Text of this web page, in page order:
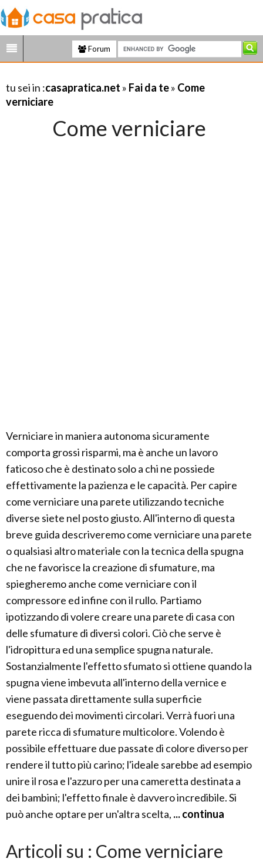
Forum
tu sei in :casapratica.net » Fai da te» Come
verniciare
Come verniciare
Verniciare in maniera autonoma sicuramente
comporta grossi risparmi, ma è anche un lavoro
faticoso che è destinato solo a chi ne possiede
effettivamente la pazienza e le capacità. Per capire
come verniciare una parete utilizzando tecniche
diverse siete nel posto giusto. All'interno di questa
breve guida descriveremo come verniciare una parete
o qualsiasi altro materiale con la tecnica della spugna
che ne favorisce la creazione di sfumature, ma
spiegheremo anche come verniciare con il
compressore ed infine con il rullo. Partiamo
ipotizzando di volere creare una parete di casa con
delle sfumature di diversi colori. Ciò che serve è
l'idropittura ed una semplice spugna naturale.
Sostanzialmente l'effetto sfumato si ottiene quando la
spugna viene imbevuta all'interno della vernice e
viene passata direttamente sulla superficie
eseguendo dei movimenti circolari. Verrà fuori una
parete ricca di sfumature multicolore. Volendo è
possibile effettuare due passate di colore diverso per
rendere il tutto più carino; l'ideale sarebbe ad esempio
unire il rosa e l'azzuro per una cameretta destinata a
dei bambini; l'effetto finale è davvero incredibile. Si
può anche optare per un'altra scelta, ... continua
Articoli su : Come verniciare